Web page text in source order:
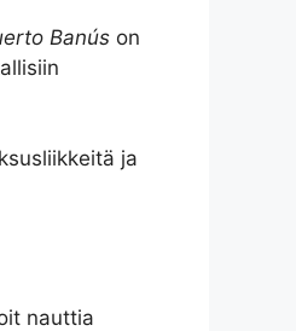
Banús on
ja
nauttia